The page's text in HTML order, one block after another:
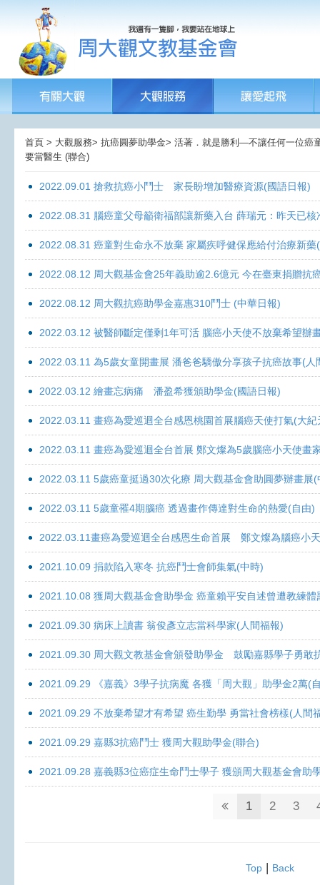
首頁 > 大觀服務> 抗癌圓夢助學金> 活著．就是勝利—不讓任何一位癌
要當醫生 (聯合)
2022.09.01 搶救抗癌小鬥士 家長盼增加醫療資源(國語日報)
2022.08.31 腦癌童父母籲衛福部讓新藥入台 薛瑞元：昨天已
2022.08.31 癌童對生命永不放棄 家屬疾呼健保應給付治療新藥
2022.08.12 周大觀基金會25年義助逾2.6億元 今在臺東捐贈抗
2022.08.12 周大觀抗癌助學金嘉惠310鬥士 (中華日報)
2022.03.12 被醫師斷定僅剩1年可活 腦癌小天使不放棄希望辦
2022.03.11 為5歲女童開畫展 潘爸爸驕傲分享孩子抗癌故事(人
2022.03.12 繪畫忘病痛 潘盈希獲頒助學金(國語日報)
2022.03.11 畫癌為愛巡迴全台感恩桃園首展腦癌天使打氣(大紀
2022.03.11 畫癌為愛巡迴全台首展 鄭文燦為5歲腦癌小天使畫
2022.03.11 5歲癌童挺過30次化療 周大觀基金會助圓夢辦畫展
2022.03.11 5歲童罹4期腦癌 透過畫作傳達對生命的熱愛(自由)
2022.03.11畫癌為愛巡迴全台感恩生命首展 鄭文燦為腦癌小
2021.10.09 捐款陷入寒冬 抗癌鬥士會師集氣(中時)
2021.10.08 獲周大觀基金會助學金 癌童賴平安自述曾遭教練體
2021.09.30 病床上讀書 翁俊彥立志當科學家(人間福報)
2021.09.30 周大觀文教基金會頒發助學金 鼓勵嘉縣學子勇敢
2021.09.29 《嘉義》3學子抗病魔 各獲「周大觀」助學金2萬(
2021.09.29 不放棄希望才有希望 癌生勤學 勇當社會榜樣(人間
2021.09.29 嘉縣3抗癌鬥士 獲周大觀助學金(聯合)
2021.09.28 嘉義縣3位癌症生命鬥士學子 獲頒周大觀基金會助
1 2 3
Top| Back